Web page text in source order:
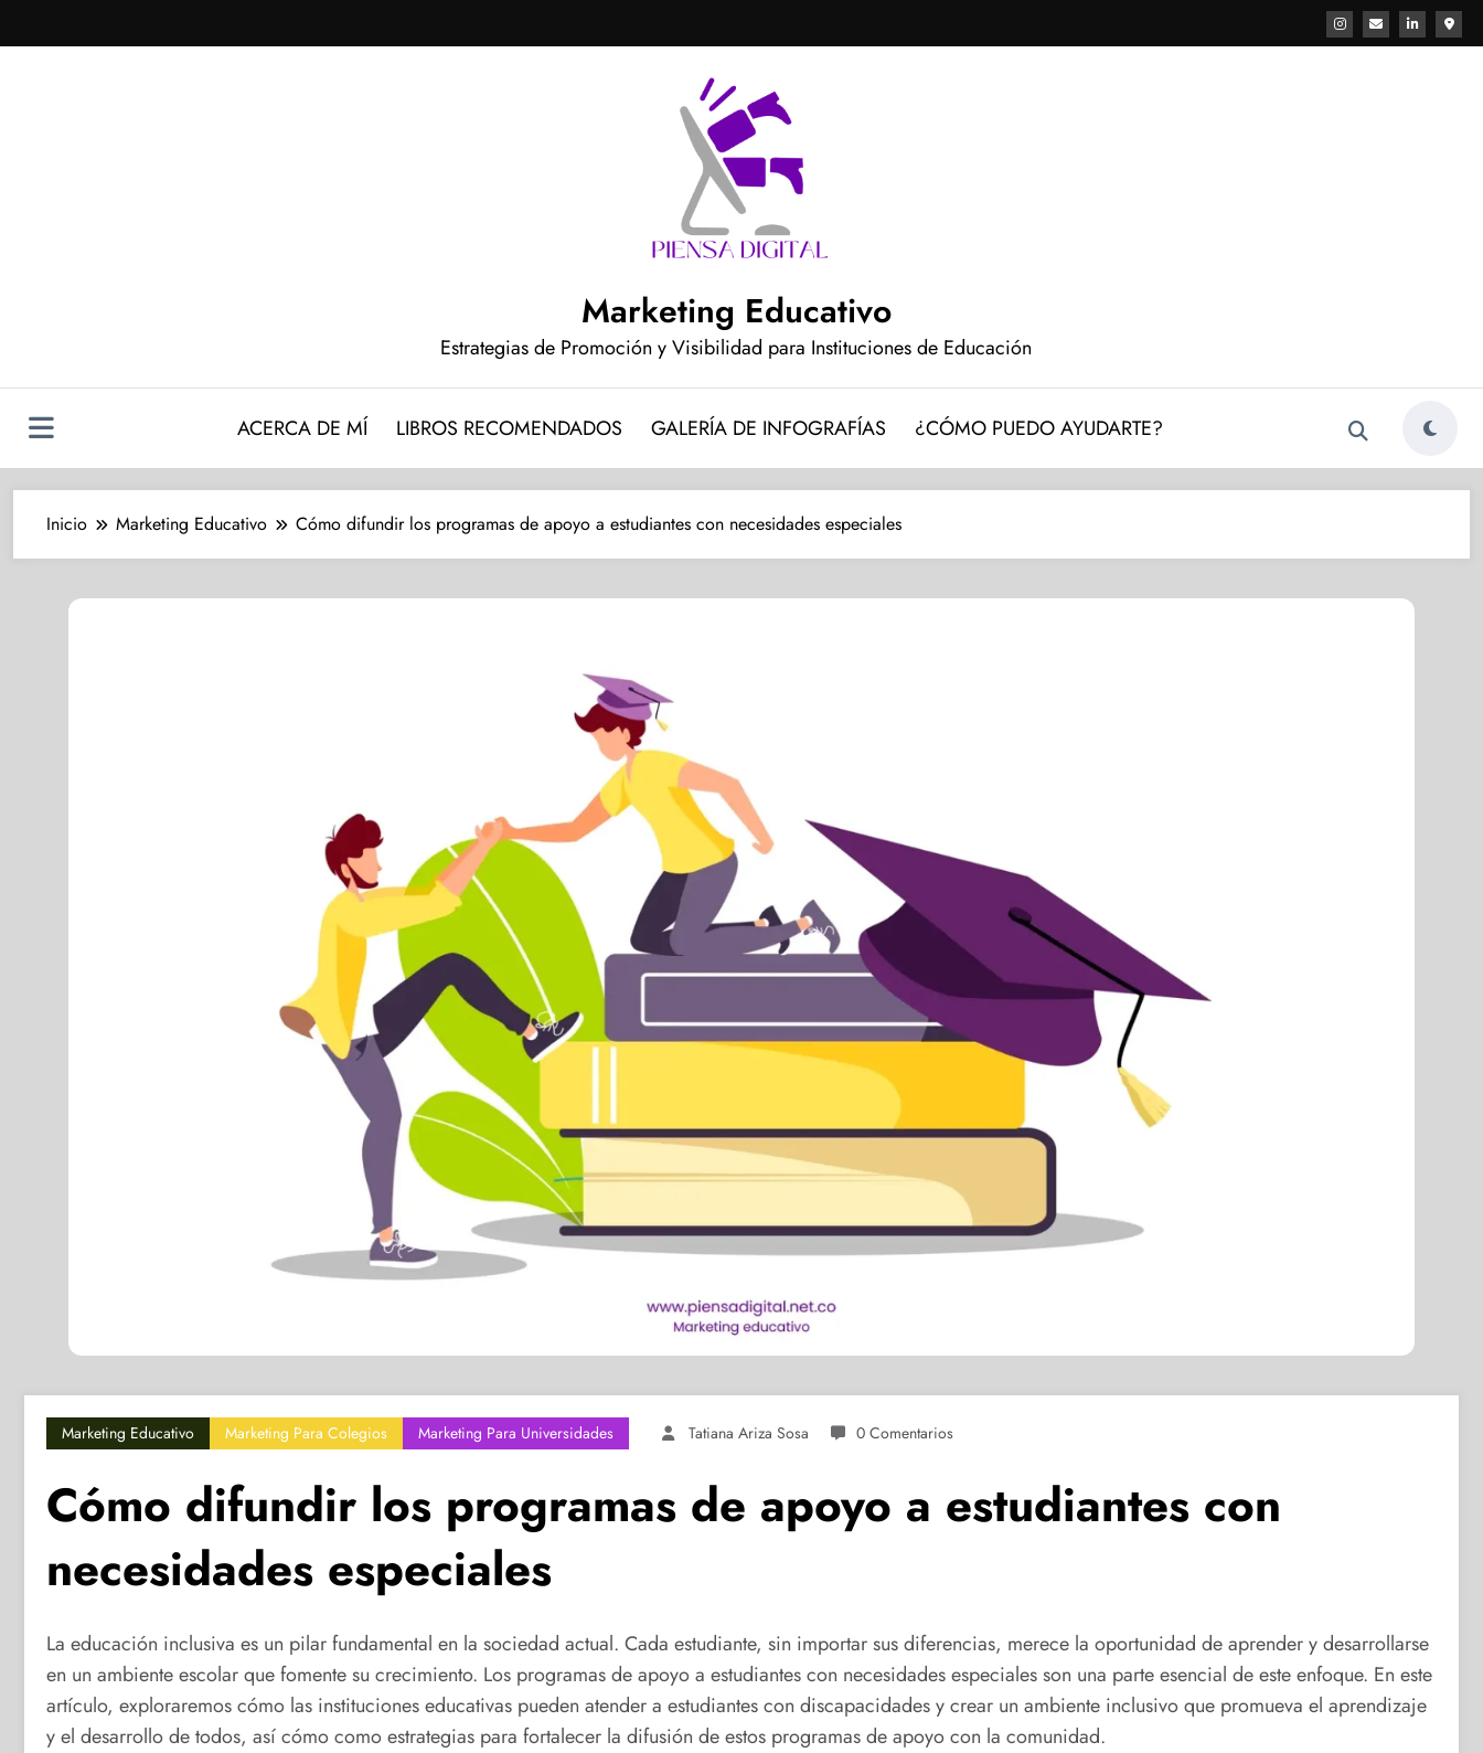
al
Marketing Educativo
Estrategias de Promoción y Visibilidad para Instituciones de Educación
ACERCA DE MÍ LIBROS RECOMENDADOS GALERÍA DE INFOGRAFÍAS ¿CÓMO PUEDO AYUDARTE?
Inicio Marketing Educativo Cómo difundir los programas de apoyo a estudiantes con necesidades especiales
Marketing Educativo Marketing Para Colegios Marketing Para Universidades Tatiana Ariza Sosa 0 Comentarios
Cómo difundir los programas de apoyo a estudiantes con
necesidades especiales
La educación inclusiva es un pilar fundamental en la sociedad actual. Cada estudiante, sin importar sus diferencias, merece la oportunidad de aprender y desarrollarse
en un ambiente escolar que fomente su crecimiento. Los programas de apoyo a estudiantes con necesidades especiales son una parte esencial de este enfoque. En este
artículo, exploraremos cómo las instituciones educativas pueden atender a estudiantes con discapacidades y crear un ambiente inclusivo que promueva el aprendizaje
y el desarrollo de todos, así cómo como estrategias para fortalecer la difusión de estos programas de apoyo con la comunidad.